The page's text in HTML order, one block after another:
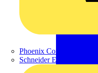
Phoenix Contact
Schneider Electric